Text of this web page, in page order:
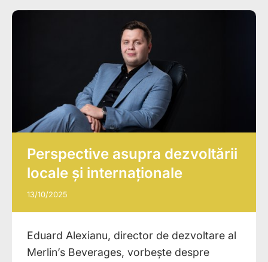
Perspective asupra dezvoltării
locale și internaționale
13/10/2025
Eduard Alexianu, director de dezvoltare al
Merlin’s Beverages, vorbește despre